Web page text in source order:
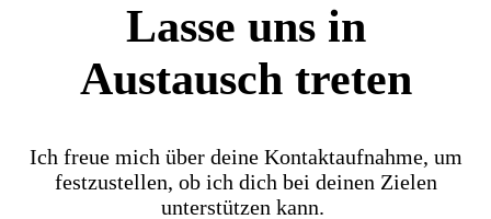
Lasse uns in
Austausch treten
Ich freue mich über deine Kontaktaufnahme, um
festzustellen, ob ich dich bei deinen Zielen
unterstützen kann.